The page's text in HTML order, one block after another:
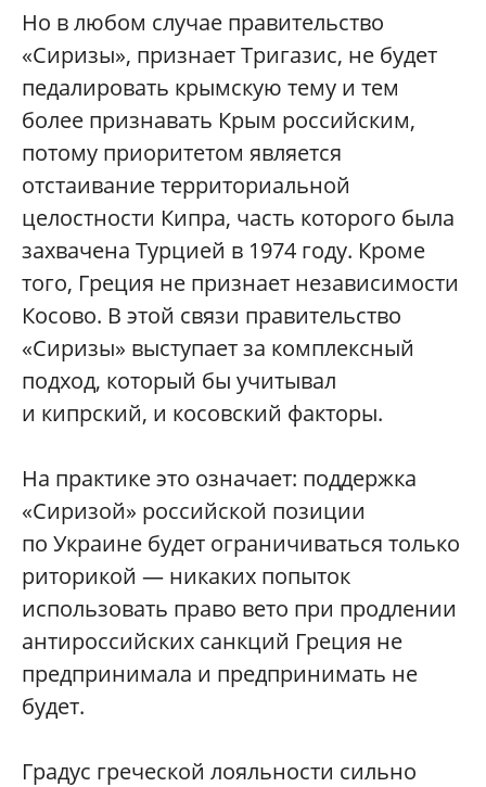
Но в любом случае правительство
«Сиризы», признает Тригазис, не будет
педалировать крымскую тему и тем
более признавать Крым российским,
потому приоритетом является
отстаивание территориальной
целостности Кипра, часть которого была
захвачена Турцией в 1974 году. Кроме
того, Греция не признает независимости
Косово. В этой связи правительство
«Сиризы» выступает за комплексный
подход, который бы учитывал
и кипрский, и косовский факторы.
На практике это означает: поддержка
«Сиризой» российской позиции
по Украине будет ограничиваться только
риторикой — никаких попыток
использовать право вето при продлении
антироссийских санкций Греция не
предпринимала и предпринимать не
будет.
Градус греческой лояльности сильно